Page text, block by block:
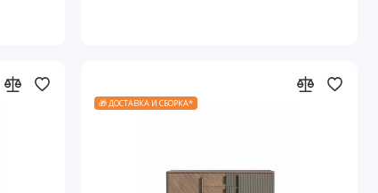
🎁 ДОСТАВКА И СБОРКА*